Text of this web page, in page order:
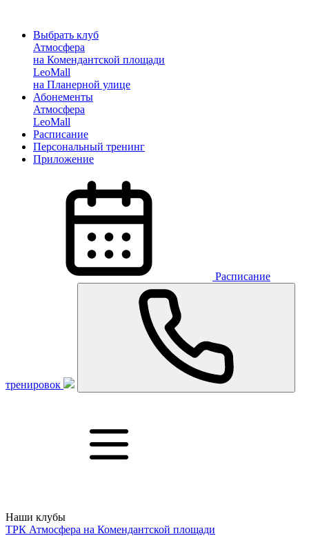
Выбрать клуб
Атмосфера
на Комендантской площади
LeoMall
на Планерной улице
Абонементы
Атмосфера
LeoMall
Расписание
Персональный тренинг
Приложение
Расписание
тренировок
Наши клубы
ТРК Атмосфера на Комендантской площади